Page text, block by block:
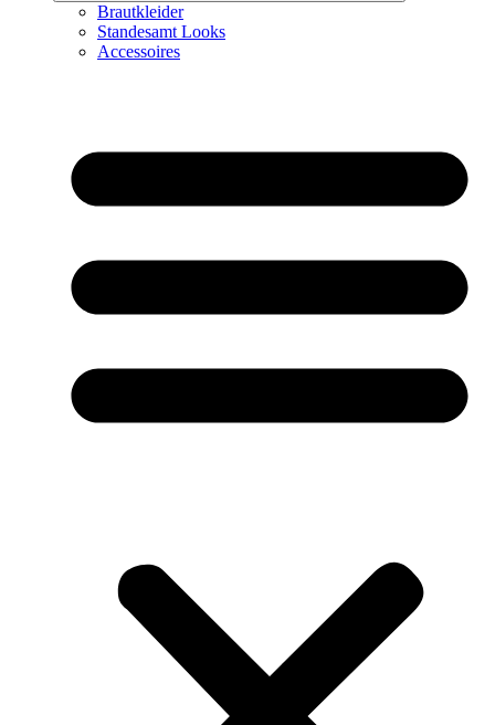
Brautkleider
Standesamt Looks
Accessoires